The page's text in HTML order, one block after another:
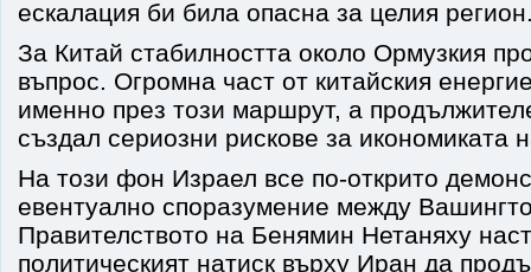
ескалация би била опасна за целия
За Китай стабилността около Ормузкия
въпрос. Огромна част от китайския
именно през този маршрут, а
създал сериозни рискове за икономиката
На този фон Израел все по-открито
евентуално споразумение между
Правителството на Бенямин Нетаняху
политическият натиск върху Иран да